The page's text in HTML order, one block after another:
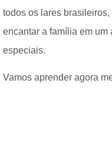
todos os lares
encantar a família em
especiais.
Vamos aprender agora